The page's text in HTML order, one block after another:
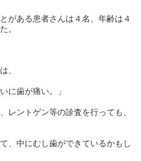
がある患者さんは４名、年齢は４
。
、
に歯が痛い。」
レントゲン等の診査を行っても、
、中にむし歯ができているかもし